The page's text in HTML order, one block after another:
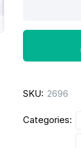
tường
87371-
quantity
SKU: 2696
Categories: